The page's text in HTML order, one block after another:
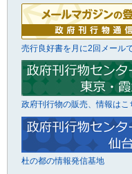
売行良好書を月に2回メール
政府刊行物の販売、情報はこ
杜の都の情報発信基地